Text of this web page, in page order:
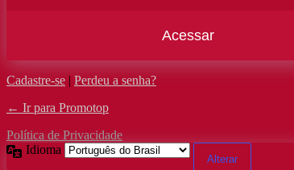
Cadastre-se | Perdeu a senha?
← Ir para Promotop
Política de Privacidade
Idioma